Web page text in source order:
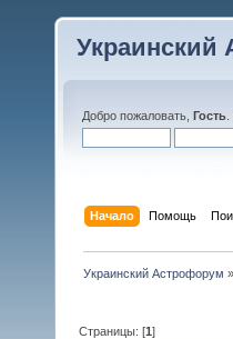
Украинский
Добро пожаловать, Гость
Начало Помощь
Украинский Астрофорум »
Страницы: [1]